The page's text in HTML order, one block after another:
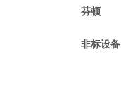
芬顿
非标设备